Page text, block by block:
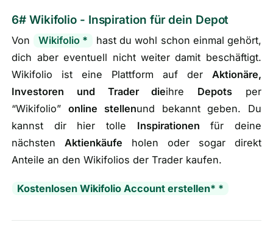
6# Wikifolio - Inspiration für dein Depot
Von Wikifolio *
hast du wohl schon einmal gehört,
dich aber eventuell nicht weiter damit beschäftigt.
Wikifolio ist eine Plattform auf der Aktionäre,
Investoren und Trader dieihre Depots per
“Wikifolio” online stellenund bekannt geben. Du
kannst dir hier tolle Inspirationen für deine
nächstenAktienkäufe holen oder sogar direkt
Anteile an den Wikifolios der Trader kaufen.
Kostenlosen Wikifolio Account erstellen* *